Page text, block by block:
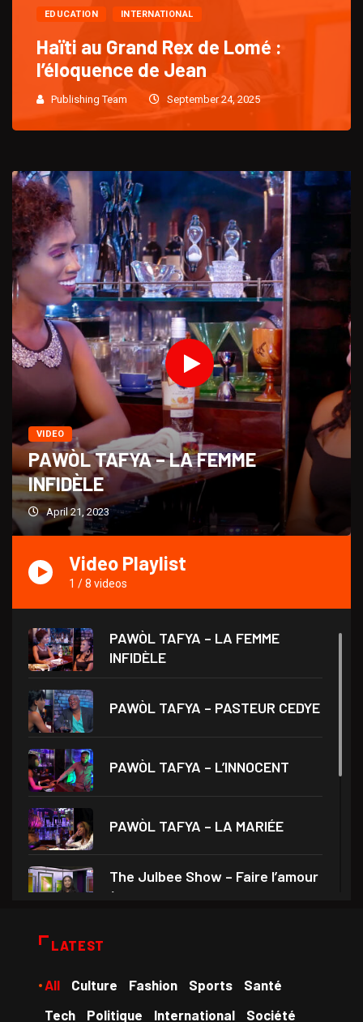
EDUCATION INTERNATIONAL
Haïti au Grand Rex de Lomé :
l’éloquence de Jean
Publishing Team September 24, 2025
VIDEO
PAWÒL TAFYA – LA FEMME
INFIDÈLE
April 21, 2023
Video Playlist
1 /8 videos
PAWÒL TAFYA – LA FEMME
INFIDÈLE
PAWÒL TAFYA – PASTEUR CEDYE
PAWÒL TAFYA – L’INNOCENT
PAWÒL TAFYA – LA MARIÉE
The Julbee Show – Faire l’amour
à son
LATEST
All Culture Fashion Sports
Santé
Tech
Politique International Société